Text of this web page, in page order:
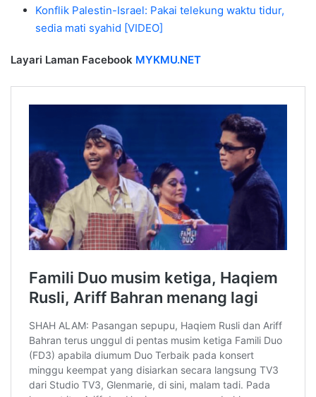
Konflik Palestin-Israel: Pakai telekung waktu tidur,
sedia mati syahid [VIDEO]
Layari Laman Facebook MYKMU.NET